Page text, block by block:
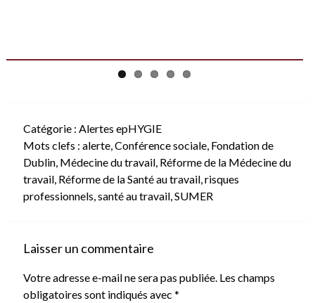
Catégorie : Alertes epHYGIE
Mots clefs : alerte, Conférence sociale, Fondation de
Dublin, Médecine du travail, Réforme de la Médecine du
travail, Réforme de la Santé au travail, risques
professionnels santé au travail, SUMER
Laisser un commentaire
Votre adresse e-mail ne sera pas publiée. Les champs
obligatoires sont indiqués avec *